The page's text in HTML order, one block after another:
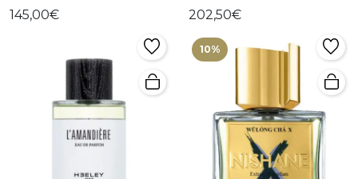
145,00€ 202,50€
10%